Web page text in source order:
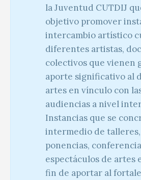
la Juventud CUTDIJ
objetivo promover
intercambio artístico
diferentes artistas,
colectivos que vienen
aporte significativo al
artes en vínculo con
audiencias a nivel
Instancias que se
intermedio de talleres,
ponencias,
espectáculos de artes
fin de aportar al